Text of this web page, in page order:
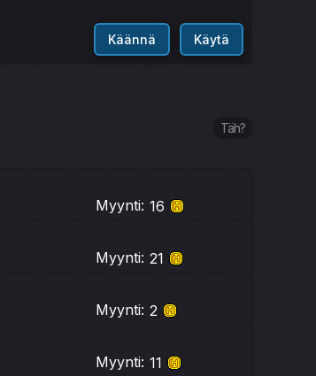
Käännä Käytä
Täh?
Myynti: 16
Myynti: 21
Myynti: 2
Myynti: 11